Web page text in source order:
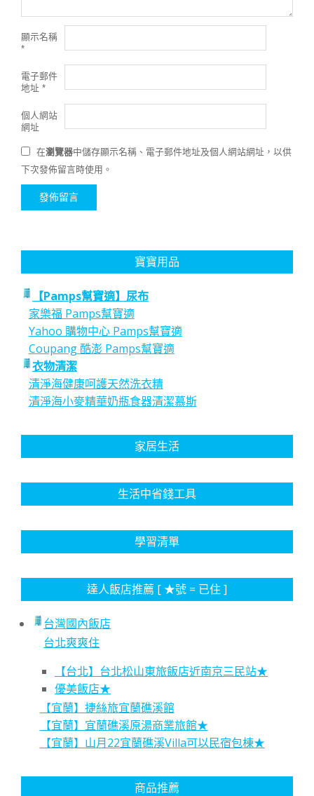
顯示名稱
*
電子郵件
地址 *
個人網站
網址
在瀏覽器中儲存顯示名稱、電子郵件地址及個人網站網址，以供
下次發佈留言時使用。
寶寶用品
【Pamps幫寶適】尿布
家樂福 Pamps幫寶適
Yahoo 購物中心 Pamps幫寶適
Coupang 酷澎 Pamps幫寶適
衣物清潔
清淨海健康呵護天然洗衣精
清淨海小麥精華奶瓶食器清潔慕斯
家居生活
生活中省錢工具
學習清單
達人飯店推薦 [ ★號 = 已住 ]
台灣國內飯店
台北爽爽住
【台北】台北松山東旅飯店近南京三民站★
優美飯店★
【宜蘭】捷絲旅宜蘭礁溪館
【宜蘭】宜蘭礁溪原湯商業旅館★
【宜蘭】山月22宜蘭礁溪Villa可以民宿包棟★
商品推薦